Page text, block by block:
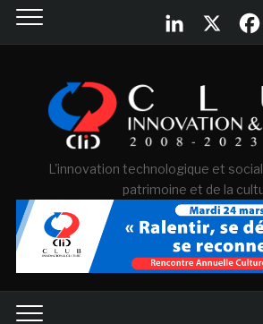
L'innovation technologique et
patrimoine et de la